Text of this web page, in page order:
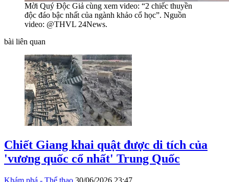
Mời Quý Độc Giả cùng xem video: “2 chiếc thuyền
độc đáo bậc nhất của ngành khảo cổ học”. Nguồn
video: @THVL 24News.
bài liên quan
Chiết Giang khai quật được di tích của
'vương quốc cổ nhất' Trung Quốc
Khám phá - Thể thao 30/06/2026 23:47